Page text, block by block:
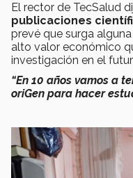
El rector de TecSalud
publicaciones
prevé que surga
alto valor económico
investigación en el
“En 10 años vamos a
oriGen para hacer